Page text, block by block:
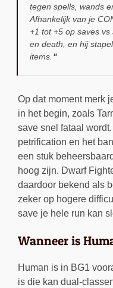
tegen spells, wands
Afhankelijk van je
+1 tot +5 op saves
en death, en hij
items.
Op dat moment merk
in het begin, zoals
save snel fataal
petrification en het
een stuk
hoog zijn. Dwarf
daardoor bekend als
zeker op hogere
save je hele run kan
Wanneer is
Human is in BG1
is die kan dual-